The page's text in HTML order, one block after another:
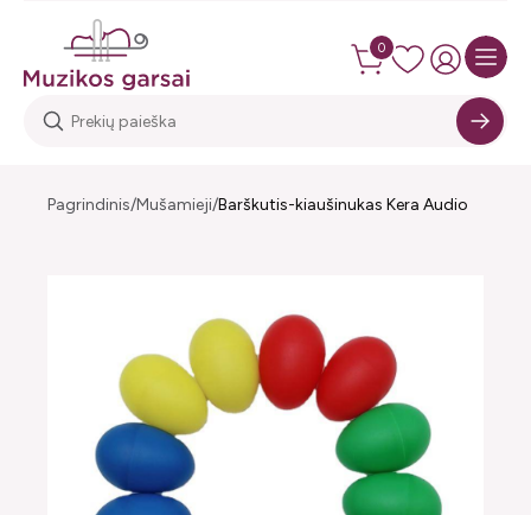
0
Pagrindinis Mušamieji Barškutis-kiaušinukas Kera Audio